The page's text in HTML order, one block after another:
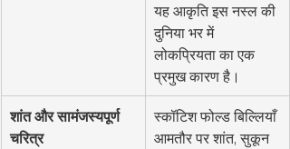
यह आकृति इस नस्ल की
दुनिया भर में
लोकप्रियता का एक
प्रमुख कारण है।
शांत और सामंजस्यपूर्ण
चरित्र
स्कॉटिश फोल्ड बिल्लियाँ
आमतौर पर शांत, सुकून